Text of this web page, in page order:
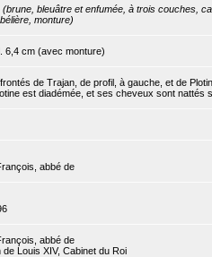
(brune, bleuâtre et enfumée, à trois couches,
monture)
6,4 cm (avec monture)
de Trajan, de profil, à gauche, et de
est diadémée, et ses cheveux sont
abbé de
abbé de
de Louis XIV, Cabinet du Roi